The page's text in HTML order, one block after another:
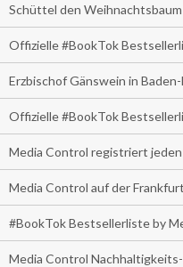
Schüttel den Weihnachtsbaum
Offizielle #BookTok
Erzbischof Gänswein in
Offizielle #BookTok
Media Control registriert
Media Control auf der
#BookTok Bestsellerliste by
Media Control